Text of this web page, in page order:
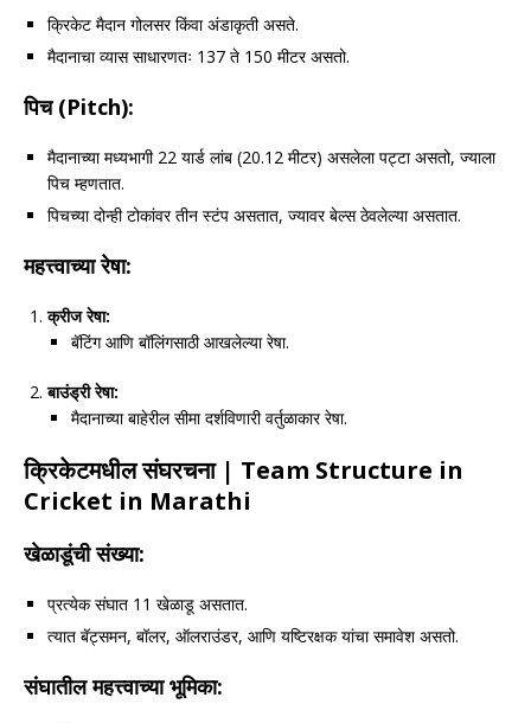
क्रिकेट मैदान गोलसर किंवा अंडाकृती असते.
मैदानाचा व्यास साधारणतः 137 ते 150 मीटर असतो.
पिच (Pitch):
मैदानाच्या मध्यभागी 22 यार्ड लांब (20.12 मीटर) असलेला पट्टा असतो, ज्याला
पिच म्हणतात.
पिचच्या दोन्ही टोकांवर तीन स्टंप असतात, ज्यावर बेल्स ठेवलेल्या असतात.
महत्त्वाच्या रेषा:
क्रीज रेषा:
बॅटिंग आणि बॉलिंगसाठी आखलेल्या रेषा.
बाउंड्री रेषा:
मैदानाच्या बाहेरील सीमा दर्शविणारी वर्तुळाकार रेषा.
क्रिकेटमधील संघरचना| Team Structure in
Cricket in Marathi
खेळाडूंची संख्या:
प्रत्येक संघात 11 खेळाडू असतात.
त्यात बॅट्समन, बॉलर, ऑलराउंडर, आणि यष्टिरक्षक यांचा समावेश असतो.
संघातील महत्त्वाच्या भूमिका: